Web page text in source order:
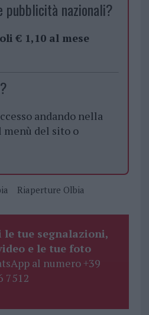
pubblicità nazionali?
€ 1,10 al mese
andando nella
del sito o
Riaperture Olbia
le tue segnalazioni,
e le tue foto
al numero +39
7512